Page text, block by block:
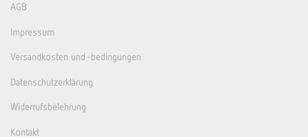
AGB
Impressum
Versandkosten und -bedingungen
Datenschutzerklärung
Widerrufsbelehrung
Kontakt